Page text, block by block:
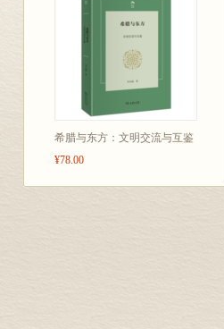
希腊与东方：文明交流与互鉴
¥78.00